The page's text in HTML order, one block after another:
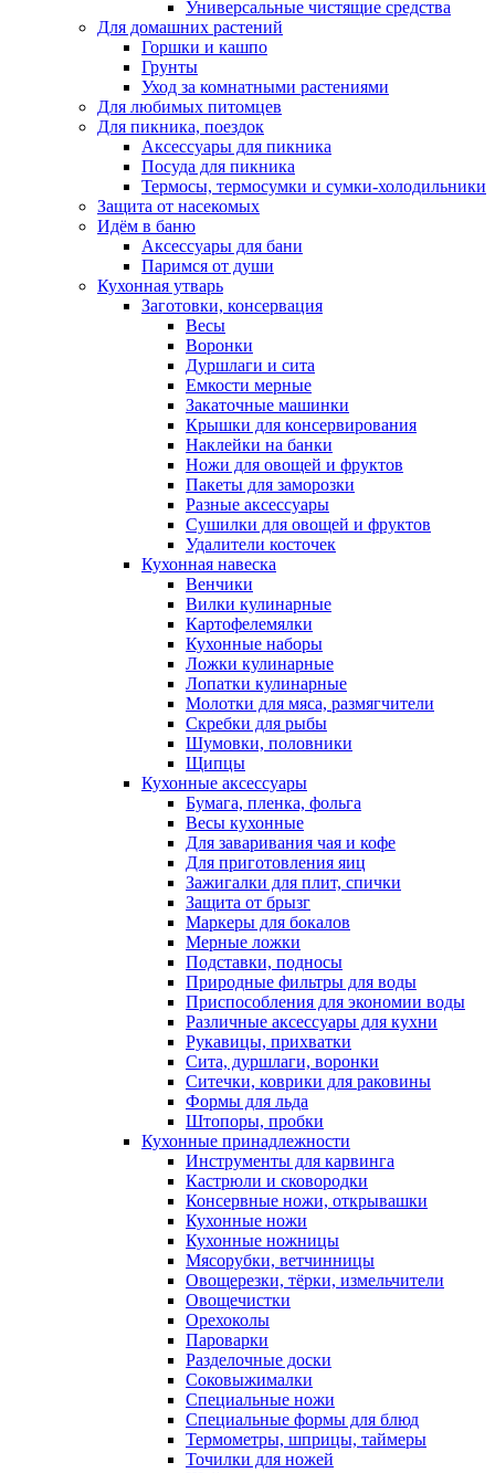
Универсальные чистящие средства
Для домашних растений
Горшки и кашпо
Грунты
Уход за комнатными растениями
Для любимых питомцев
Для пикника, поездок
Аксессуары для пикника
Посуда для пикника
Термосы, термосумки и сумки-холодильники
Защита от насекомых
Идём в баню
Аксессуары для бани
Паримся от души
Кухонная утварь
Заготовки, консервация
Весы
Воронки
Дуршлаги и сита
Емкости мерные
Закаточные машинки
Крышки для консервирования
Наклейки на банки
Ножи для овощей и фруктов
Пакеты для заморозки
Разные аксессуары
Сушилки для овощей и фруктов
Удалители косточек
Кухонная навеска
Венчики
Вилки кулинарные
Картофелемялки
Кухонные наборы
Ложки кулинарные
Лопатки кулинарные
Молотки для мяса, размягчители
Скребки для рыбы
Шумовки, половники
Щипцы
Кухонные аксессуары
Бумага, пленка, фольга
Весы кухонные
Для заваривания чая и кофе
Для приготовления яиц
Зажигалки для плит, спички
Защита от брызг
Маркеры для бокалов
Мерные ложки
Подставки, подносы
Природные фильтры для воды
Приспособления для экономии воды
Различные аксессуары для кухни
Рукавицы, прихватки
Сита, дуршлаги, воронки
Ситечки, коврики для раковины
Формы для льда
Штопоры, пробки
Кухонные принадлежности
Инструменты для карвинга
Кастрюли и сковородки
Консервные ножи, открывашки
Кухонные ножи
Кухонные ножницы
Мясорубки, ветчинницы
Овощерезки, тёрки, измельчители
Овощечистки
Орехоколы
Пароварки
Разделочные доски
Соковыжималки
Специальные ножи
Специальные формы для блюд
Термометры, шприцы, таймеры
Точилки для ножей